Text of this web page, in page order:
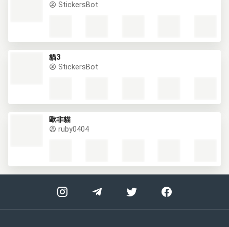
StickersBot
貓3
StickersBot
歐非貓
ruby0404